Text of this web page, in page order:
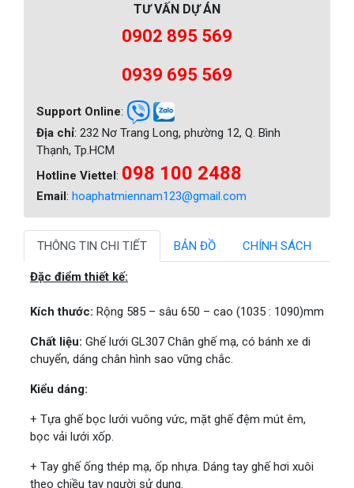
TƯ VẤN DỰ ÁN
0902 895 569
0939 695 569
Support Online:
Địa chỉ: 232 Nơ Trang Long, phường 12, Q. Bình
Thạnh, Tp.HCM
Hotline Viettel: 098 100 2488
Email: hoaphatmiennam123@gmail.com
THÔNG TIN CHI TIẾT BẢN ĐỒ CHÍNH SÁCH
Đặc điểm thiết kế:
Kích thước: Rộng 585 – sâu 650 – cao (1035 : 1090)mm
Chất liệu: Ghế lưới GL307 Chân ghế mạ, có bánh xe di
chuyển, dáng chân hình sao vững chắc.
Kiểu dáng:
+ Tựa ghế bọc lưới vuông vức, mặt ghế đệm mút êm,
bọc vải lưới xốp.
+ Tay ghế ống thép mạ, ốp nhựa. Dáng tay ghế hơi xuôi
theo chiều tay người sử dụng.